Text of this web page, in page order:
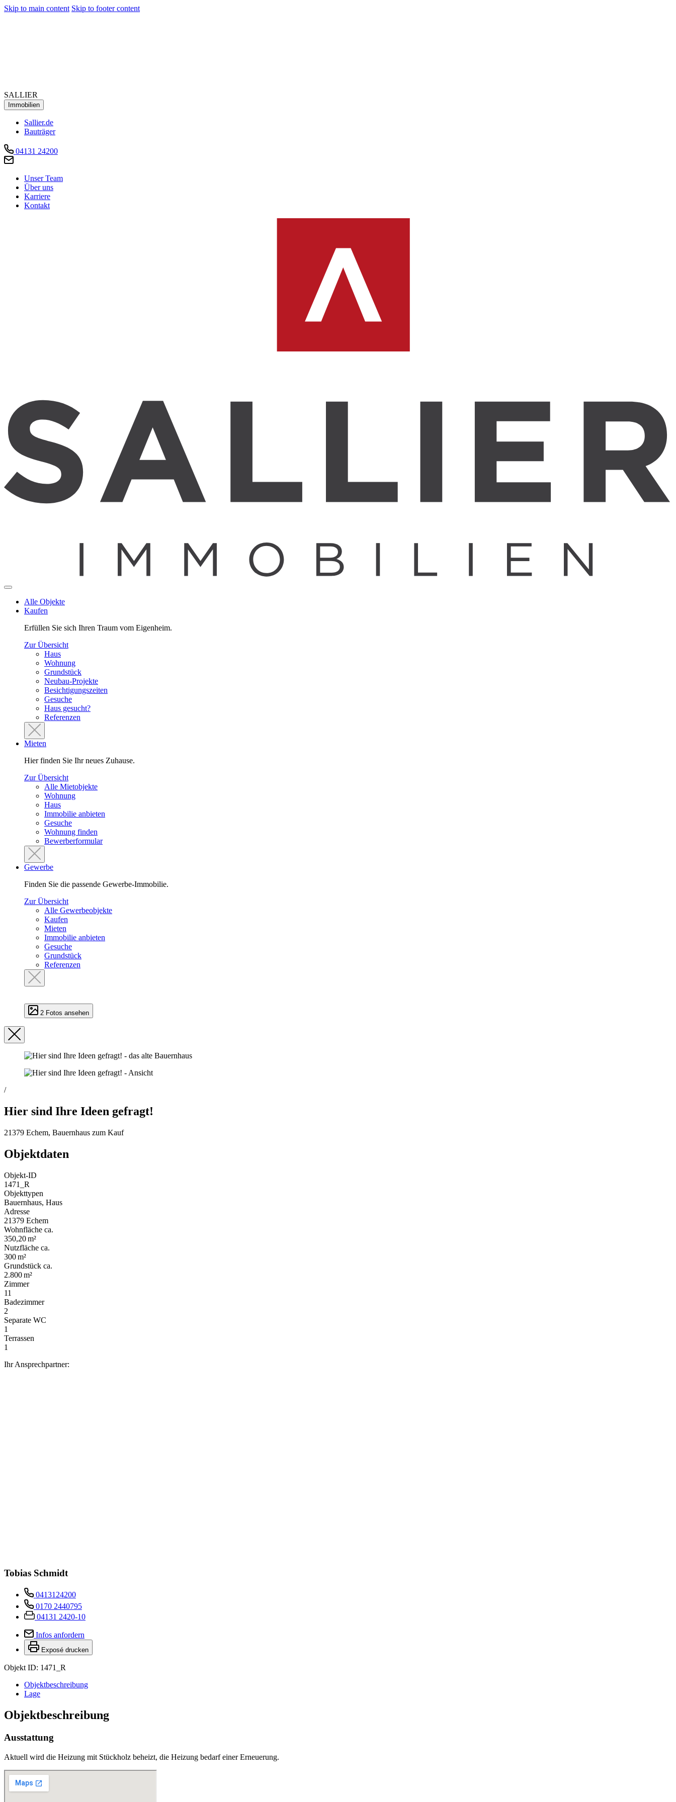
Skip to main content Skip to footer content
SALLIER
Immobilien
Sallier.de
Bauträger
04131 24200
Unser Team
Über uns
Karriere
Kontakt
Alle Objekte
Kaufen
Erfüllen Sie sich Ihren Traum vom Eigenheim.
Zur Übersicht
Haus
Wohnung
Grundstück
Neubau-Projekte
Besichtigungszeiten
Gesuche
Haus gesucht?
Referenzen
Mieten
Hier finden Sie Ihr neues Zuhause.
Zur Übersicht
Alle Mietobjekte
Wohnung
Haus
Immobilie anbieten
Gesuche
Wohnung finden
Bewerberformular
Gewerbe
Finden Sie die passende Gewerbe-Immobilie.
Zur Übersicht
Alle Gewerbeobjekte
Kaufen
Mieten
Immobilie anbieten
Gesuche
Grundstück
Referenzen
2 Fotos ansehen
/
Hier sind Ihre Ideen gefragt!
21379 Echem, Bauernhaus zum Kauf
Objektdaten
Objekt-ID
1471_R
Objekttypen
Bauernhaus, Haus
Adresse
21379 Echem
Wohnfläche ca.
350,20 m²
Nutzfläche ca.
300 m²
Grund­stück ca.
2.800 m²
Zimmer
11
Badezimmer
2
Separate WC
1
Terrassen
1
Ihr Ansprechpartner:
Tobias Schmidt
0413124200
0170 2440795
04131 2420-10
Infos anfordern
Exposé drucken
Objekt ID: 1471_R
Objekt­beschreibung
Lage
Objekt­beschreibung
Ausstattung
Aktuell wird die Heizung mit Stückholz beheizt, die Heizung bedarf einer Erneuerung.